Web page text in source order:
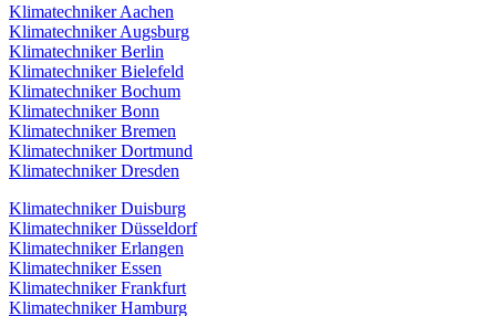
Klimatechniker Aachen
Klimatechniker Augsburg
Klimatechniker Berlin
Klimatechniker Bielefeld
Klimatechniker Bochum
Klimatechniker Bonn
Klimatechniker Bremen
Klimatechniker Dortmund
Klimatechniker Dresden
Klimatechniker Duisburg
Klimatechniker Düsseldorf
Klimatechniker Erlangen
Klimatechniker Essen
Klimatechniker Frankfurt
Klimatechniker Hamburg